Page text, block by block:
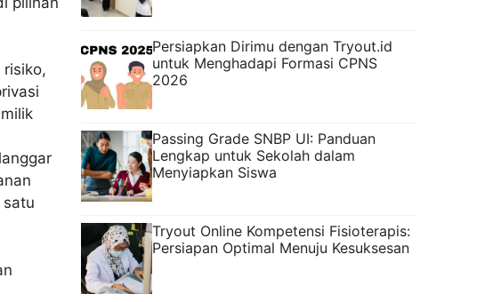
Persiapkan Dirimu dengan Tryout.id
untuk Menghadapi Formasi CPNS
2026
Passing Grade SNBP UI: Panduan
Lengkap untuk Sekolah dalam
Menyiapkan Siswa
Tryout Online Kompetensi Fisioterapis:
Persiapan Optimal Menuju Kesuksesan